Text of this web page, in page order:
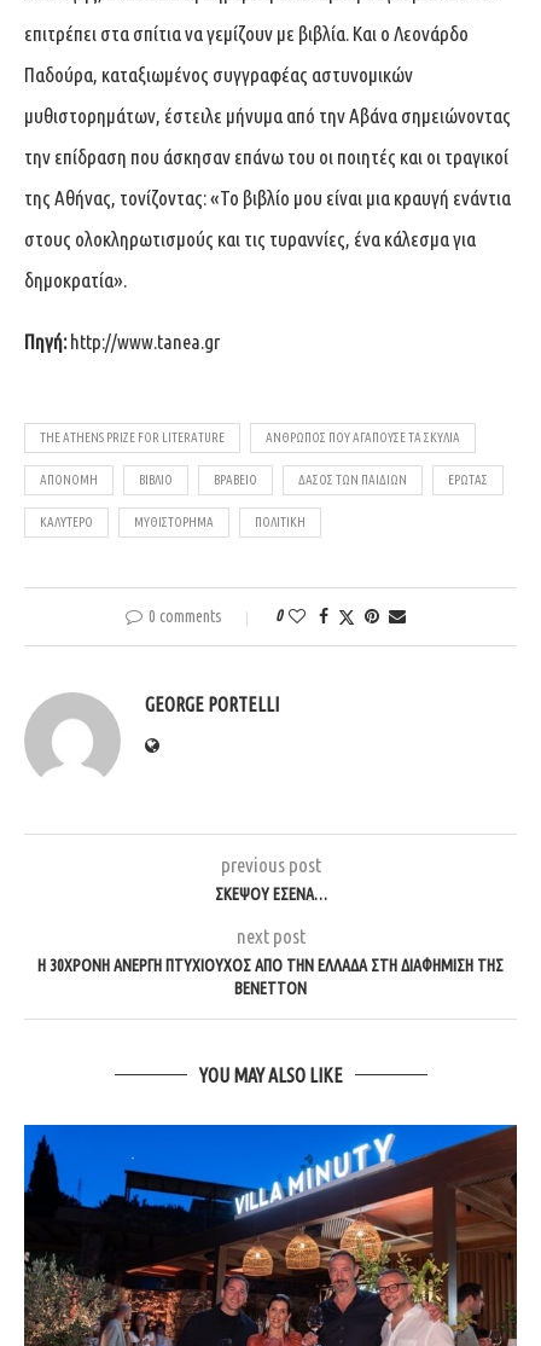
επιτρέπει στα σπίτια να γεμίζουν με βιβλία. Και ο Λεονάρδο
Παδούρα, καταξιωμένος συγγραφέας αστυνομικών
μυθιστορημάτων, έστειλε μήνυμα από την Αβάνα σημειώνοντας
την επίδραση που άσκησαν επάνω του οι ποιητές και οι τραγικοί
της Αθήνας, τονίζοντας: «Το βιβλίο μου είναι μια κραυγή ενάντια
στους ολοκληρωτισμούς και τις τυραννίες, ένα κάλεσμα για
δημοκρατία».
Πηγή: http://www.tanea.gr
THE ATHENS PRIZE FOR LITERATURE ΑΝΘΡΩΠΟΣ ΠΟΥ ΑΓΑΠΟΎΣΕ ΤΑ ΣΚΥΛΙΆ
ΑΠΟΝΟΜΉ ΒΙΒΛΙΟ ΒΡΑΒΕΊΟ ΔΆΣΟΣ ΤΩΝ ΠΑΙΔΙΏΝ ΈΡΩΤΑΣ
ΚΑΛΎΤΕΡΟ ΜΥΘΙΣΤΌΡΗΜΑ ΠΟΛΙΤΙΚΉ
0 comments 0
GEORGE PORTELLI
previous post
ΣΚΈΨΟΥ ΕΣΈΝΑ…
next post
Η 30ΧΡΟΝΗ ΆΝΕΡΓΗ ΠΤΥΧΙΟΎΧΟΣ ΑΠΌ ΤΗΝ ΕΛΛΆΔΑ ΣΤΗ ΔΙΑΦΉΜΙΣΗ ΤΗΣ
BENETTON
YOU MAY ALSO LIKE